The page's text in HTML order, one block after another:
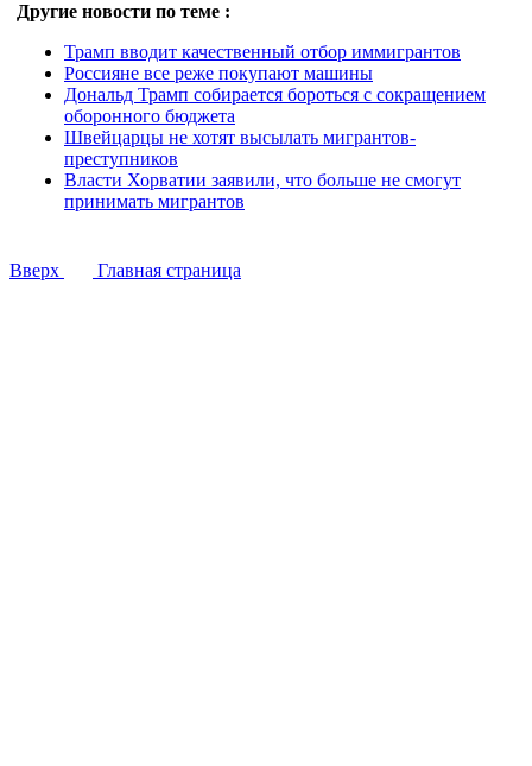
Другие новости по теме :
Трамп вводит качественный отбор иммигрантов
Россияне все реже покупают машины
Дональд Трамп собирается бороться с сокращением
оборонного бюджета
Швейцарцы не хотят высылать мигрантов-
преступников
Власти Хорватии заявили, что больше не смогут
принимать мигрантов
Вверх Главная страница